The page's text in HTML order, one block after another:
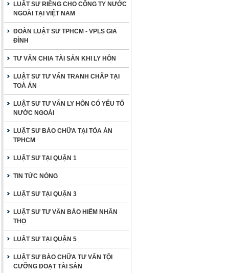
LUẬT SƯ RIÊNG CHO CÔNG TY NƯỚC
NGOÀI TẠI VIỆT NAM
ĐOÀN LUẬT SƯ TPHCM - VPLS GIA
ĐÌNH
TƯ VẤN CHIA TÀI SẢN KHI LY HÔN
LUẬT SƯ TƯ VẤN TRANH CHẤP TẠI
TOÀ ÁN
LUẬT SƯ TƯ VẤN LY HÔN CÓ YẾU TỐ
NƯỚC NGOÀI
LUẬT SƯ BÀO CHỮA TẠI TÒA ÁN
TPHCM
LUẬT SƯ TẠI QUẬN 1
TIN TỨC NÓNG
LUẬT SƯ TẠI QUẬN 3
LUẬT SƯ TƯ VẤN BẢO HIỂM NHÂN
THỌ
LUẬT SƯ TẠI QUẬN 5
LUẬT SƯ BÀO CHỮA TƯ VẤN TỘI
CƯỠNG ĐOẠT TÀI SẢN